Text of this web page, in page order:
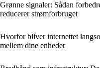
Grønne signaler: Sådan
reducerer strømforbruget
Hvorfor bliver internettet
mellem dine enheder